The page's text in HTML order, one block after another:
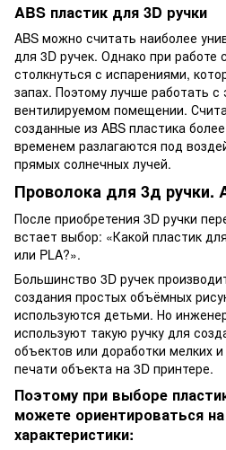
ABS пластик для 3D ручки
ABS можно считать наиболее
для 3D ручек. Однако при работе
столкнуться с испарениями,
запах. Поэтому лучше работать
вентилируемом помещении.
созданные из ABS пластика
временем разлагаются под
прямых солнечных лучей.
Проволока для 3д ручки.
После приобретения 3D ручки
встает выбор: «Какой пластик
или PLA?».
Большинство 3D ручек
создания простых объёмных
используются детьми. Но
используют такую ручку для
объектов или доработки мелких
печати объекта на 3D принтере.
Поэтому при выборе
можете ориентироваться
характеристики: